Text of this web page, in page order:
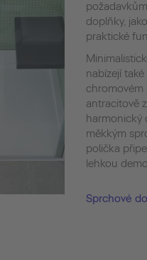
doplňky,
praktické
nabízejí
chromovém
antracitově
harmonický
měkkým
polička
lehkou
Sprchové